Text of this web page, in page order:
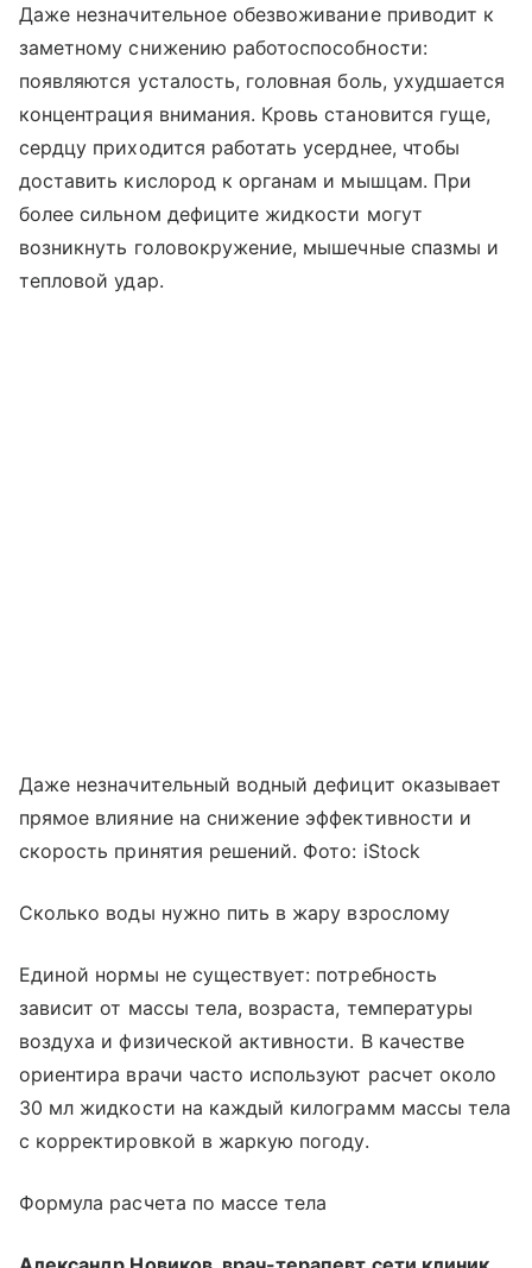
Даже незначительное обезвоживание приводит к
заметному снижению работоспособности:
появляются усталость, головная боль, ухудшается
концентрация внимания. Кровь становится гуще,
сердцу приходится работать усерднее, чтобы
доставить кислород к органам и мышцам. При
более сильном дефиците жидкости могут
возникнуть головокружение, мышечные спазмы и
тепловой удар.
Даже незначительный водный дефицит оказывает
прямое влияние на снижение эффективности и
скорость принятия решений. Фото: iStock
Сколько воды нужно пить в жару взрослому
Единой нормы не существует: потребность
зависит от массы тела, возраста, температуры
воздуха и физической активности. В качестве
ориентира врачи часто используют расчет около
30 мл жидкости на каждый килограмм массы тела
с корректировкой в жаркую погоду.
Формула расчета по массе тела